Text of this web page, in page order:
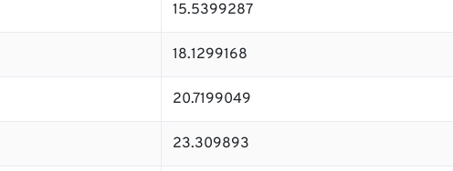
15.5399287
18.1299168
20.7199049
23.309893